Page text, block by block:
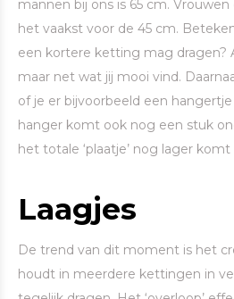
mannen bij ons is 65 cm.
het vaakst voor de 45 cm.
een kortere ketting mag dragen?
maar net wat jij mooi vind.
of je er bijvoorbeeld een
hanger komt ook nog een stuk
het totale ‘plaatje’ nog lager
Laagjes
De trend van dit moment is het
houdt in meerdere kettingen in